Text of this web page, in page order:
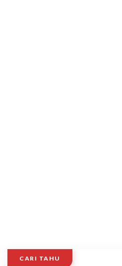
CARI TAHU